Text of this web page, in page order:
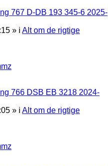
767 D-DB 193 345-6 2025-
» i Alt om de rigtige
766 DSB EB 3218 2024-
» i Alt om de rigtige